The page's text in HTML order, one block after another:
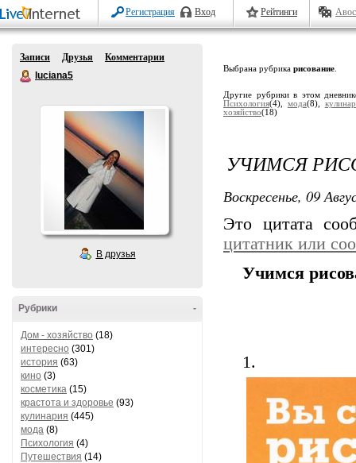
Регистрация Вход Рейтинги
Записи Друзья
Комментарии
luciana5
В друзья
-
Рубрики
Дом - хозяйство (18)
интересно (301)
история (63)
кино (3)
косметика (15)
крастота и здоровье (93)
кулинария (445)
мода (8)
Психология (4)
Путешествия (14)
Выбрана рубрика рисование
Другие рубрики в этом
Психология(4), мода(8),
хозяйство(18)
УЧИМСЯ
Воскресенье, 09
Это цитата
цитатник или
Учимся
1.